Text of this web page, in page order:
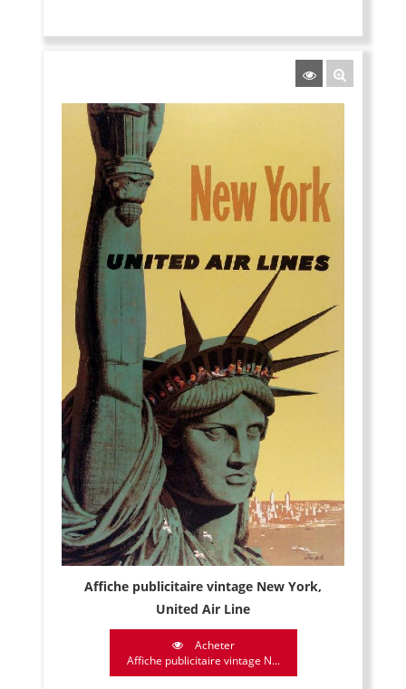
Affiche publicitaire vintage New York,
United Air Line
Acheter
Affiche publicitaire vintage N...